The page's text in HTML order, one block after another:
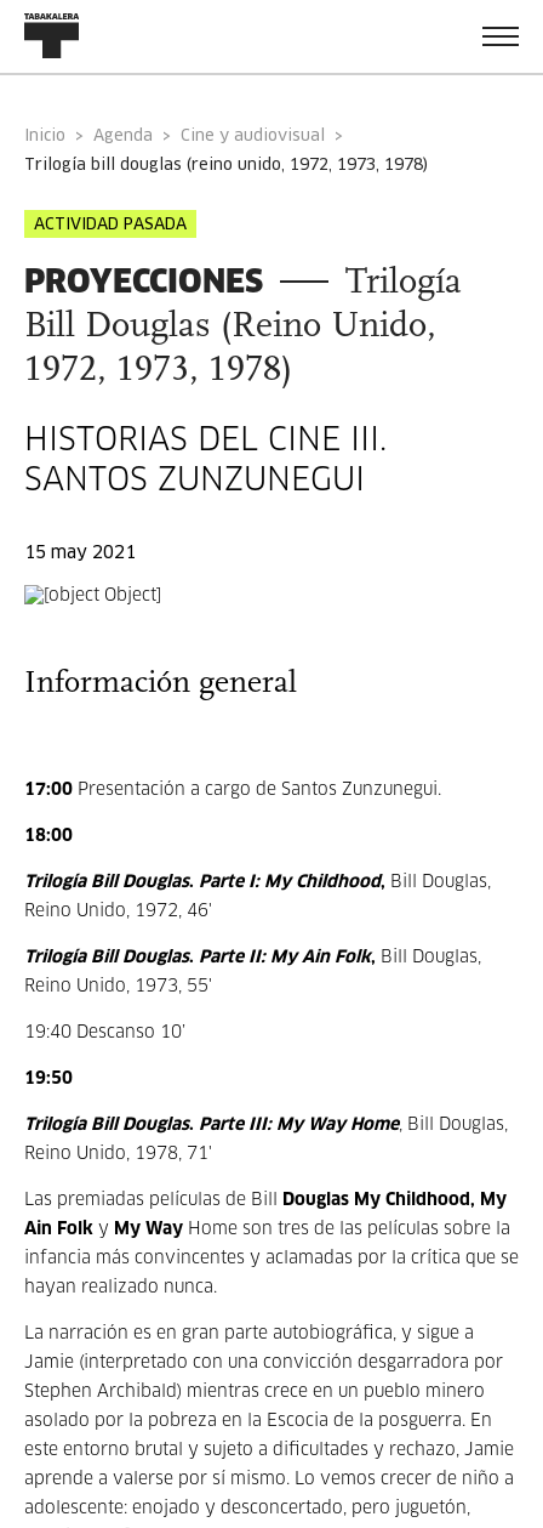
Inicio Agenda
Cine y audiovisual
trilogía bill douglas (reino unido, 1972, 1973, 1978)
ACTIVIDAD PASADA
PROYECCIONES
Trilogía
Bill Douglas (Reino Unido,
1972, 1973, 1978)
HISTORIAS DEL CINE III.
SANTOS ZUNZUNEGUI
15 may 2021
Información general
17:00 Presentación a cargo de Santos Zunzunegui.
18:00
Trilogía Bill Douglas. Parte I: My Childhood, Bill Douglas,
Reino Unido, 1972, 46'
Trilogía Bill Douglas. Parte II: My Ain Folk, Bill Douglas,
Reino Unido, 1973, 55'
19:40 Descanso 10’
19:50
Trilogía Bill Douglas. Parte III: My Way Home, Bill Douglas,
Reino Unido, 1978, 71'
Las premiadas películas de Bill
Douglas My Childhood, My
Ain Folk y My Way Home son tres de las películas sobre la
infancia más convincentes y aclamadas por la crítica que se
hayan realizado nunca.
La narración es en gran parte autobiográfica, y sigue a
Jamie (interpretado con una convicción desgarradora por
Stephen Archibald) mientras crece en un pueblo minero
asolado por la pobreza en la Escocia de la posguerra. En
este entorno brutal y sujeto a dificultades y rechazo, Jamie
aprende a valerse por sí mismo. Lo vemos crecer de niño a
adolescente: enojado y desconcertado, pero juguetón,